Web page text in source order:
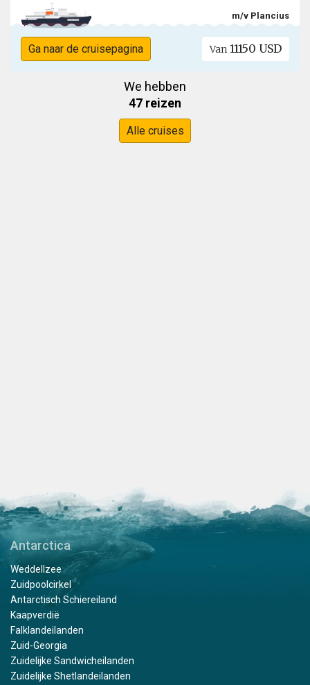
m/v Plancius
Ga naar de cruisepagina Van 11150 USD
We hebben
47 reizen
Alle cruises
Antarctica
Weddellzee
Zuidpoolcirkel
Antarctisch Schiereiland
Kaapverdië
Falklandeilanden
Zuid-Georgia
Zuidelijke Sandwicheilanden
Zuidelijke Shetlandeilanden